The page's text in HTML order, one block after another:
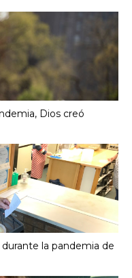
Dios creó
la pandemia de